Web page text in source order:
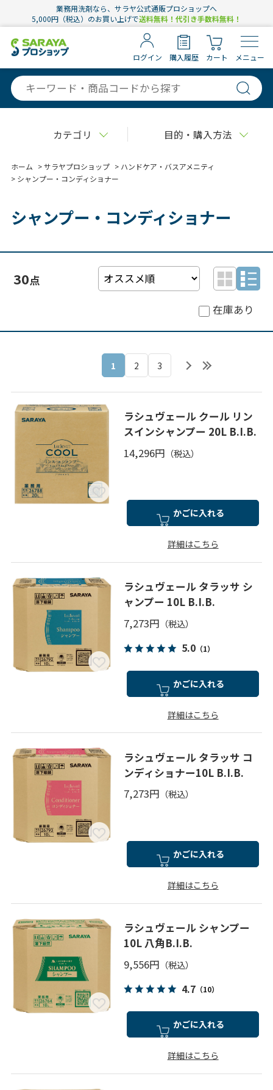
業務用洗剤なら、サラヤ公式通販プロショップへ
5,000円（税込）のお買い上げで送料無料！代引き手数料無料！
ログイン 購入履歴 カート メニュー
カテゴリ 目的・購入方法
ホーム >サラヤプロショップ > ハンドケア・バスアメニティ
> シャンプー・コンディショナー
シャンプー・コンディショナー
30
在庫あり
1 2 3
ラシュヴェール クール リン
スインシャンプー 20L B.I.B.
14,296円
かごに入れる
詳細はこちら
ラシュヴェール タラッサ シ
ャンプー 10L B.I.B.
7,273円
5.0 （1）
かごに入れる
詳細はこちら
ラシュヴェール タラッサ コ
ンディショナー10L B.I.B.
7,273円
かごに入れる
詳細はこちら
ラシュヴェール シャンプー
10L 八角B.I.B.
9,556円
4.7 （10）
かごに入れる
詳細はこちら